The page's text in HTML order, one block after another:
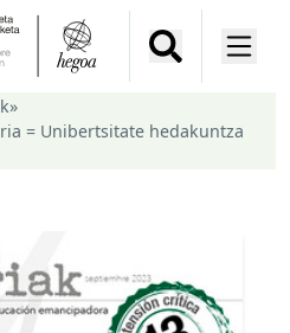
»
= Unibertsitate hedakuntza